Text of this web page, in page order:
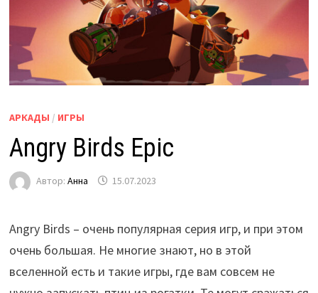
АРКАДЫ / ИГРЫ
Angry Birds Epic
Автор: Анна 15.07.2023
Angry Birds – очень популярная серия игр, и при этом
очень большая. Не многие знают, но в этой
вселенной есть и такие игры, где вам совсем не